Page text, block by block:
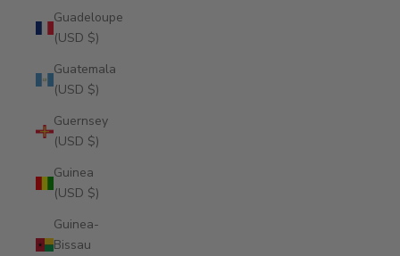
Guadeloupe
(USD $)
Guatemala
(USD $)
Guernsey
(USD $)
Guinea
(USD $)
Guinea-
Bissau